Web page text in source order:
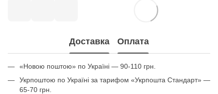
Доставка Оплата
«Новою поштою» по Україні — 90-110 грн.
Укрпоштою по Україні за тарифом «Укрпошта Стандарт» —
65-70 грн.